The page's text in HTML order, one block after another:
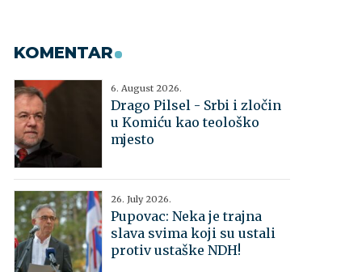
KOMENTAR
6. August 2026.
Drago Pilsel - Srbi i zločin
u Komiću kao teološko
mjesto
26. July 2026.
Pupovac: Neka je trajna
slava svima koji su ustali
protiv ustaške NDH!